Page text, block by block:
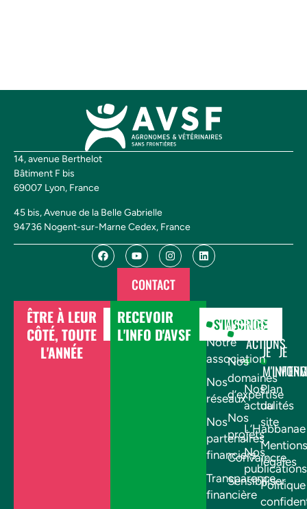
14, avenue Berthelot
Bâtiment F bis
69007 Lyon, France
45 bis, Avenue de la Belle Gabrielle
94736 Nogent-sur-Marne Cedex, France
CONTACT
ÊTRE À LEUR
CÔTÉ, TOUTE
L'ANNÉE
DONNER
RECEVOIR
L'INFO D'AVSF
S'INSCRIRE
AVSF
Notre
association
Nos
réseaux
Nos
partenaires
financiers
Transparence
financière
NOS
ACTIONS
Nos
domaines
d’expertise
Nos
projets
Convaincre
Sensibiliser
JE
Nos
actualités
L’Habbanae
Nos
publications
JE
Plan
du
site
Mentions
légales